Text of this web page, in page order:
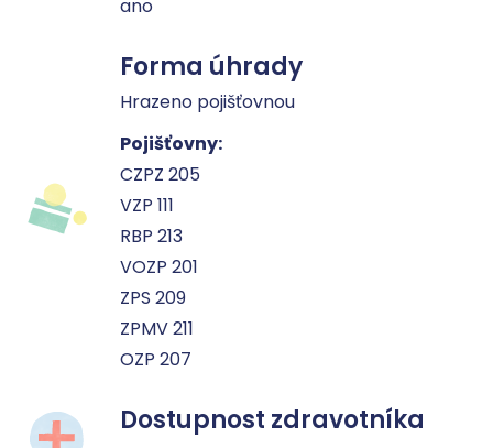
ano
Forma úhrady
Hrazeno pojišťovnou
Pojišťovny:
CZPZ 205
VZP 111
RBP 213
VOZP 201
ZPS 209
ZPMV 211
OZP 207
Dostupnost zdravotníka